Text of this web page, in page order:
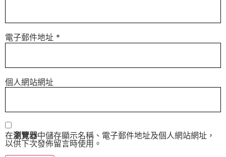
電子郵件地址 *
個人網站網址
在瀏覽器中儲存顯示名稱、電子郵件地址及個人網站網址，
以供下次發佈留言時使用。